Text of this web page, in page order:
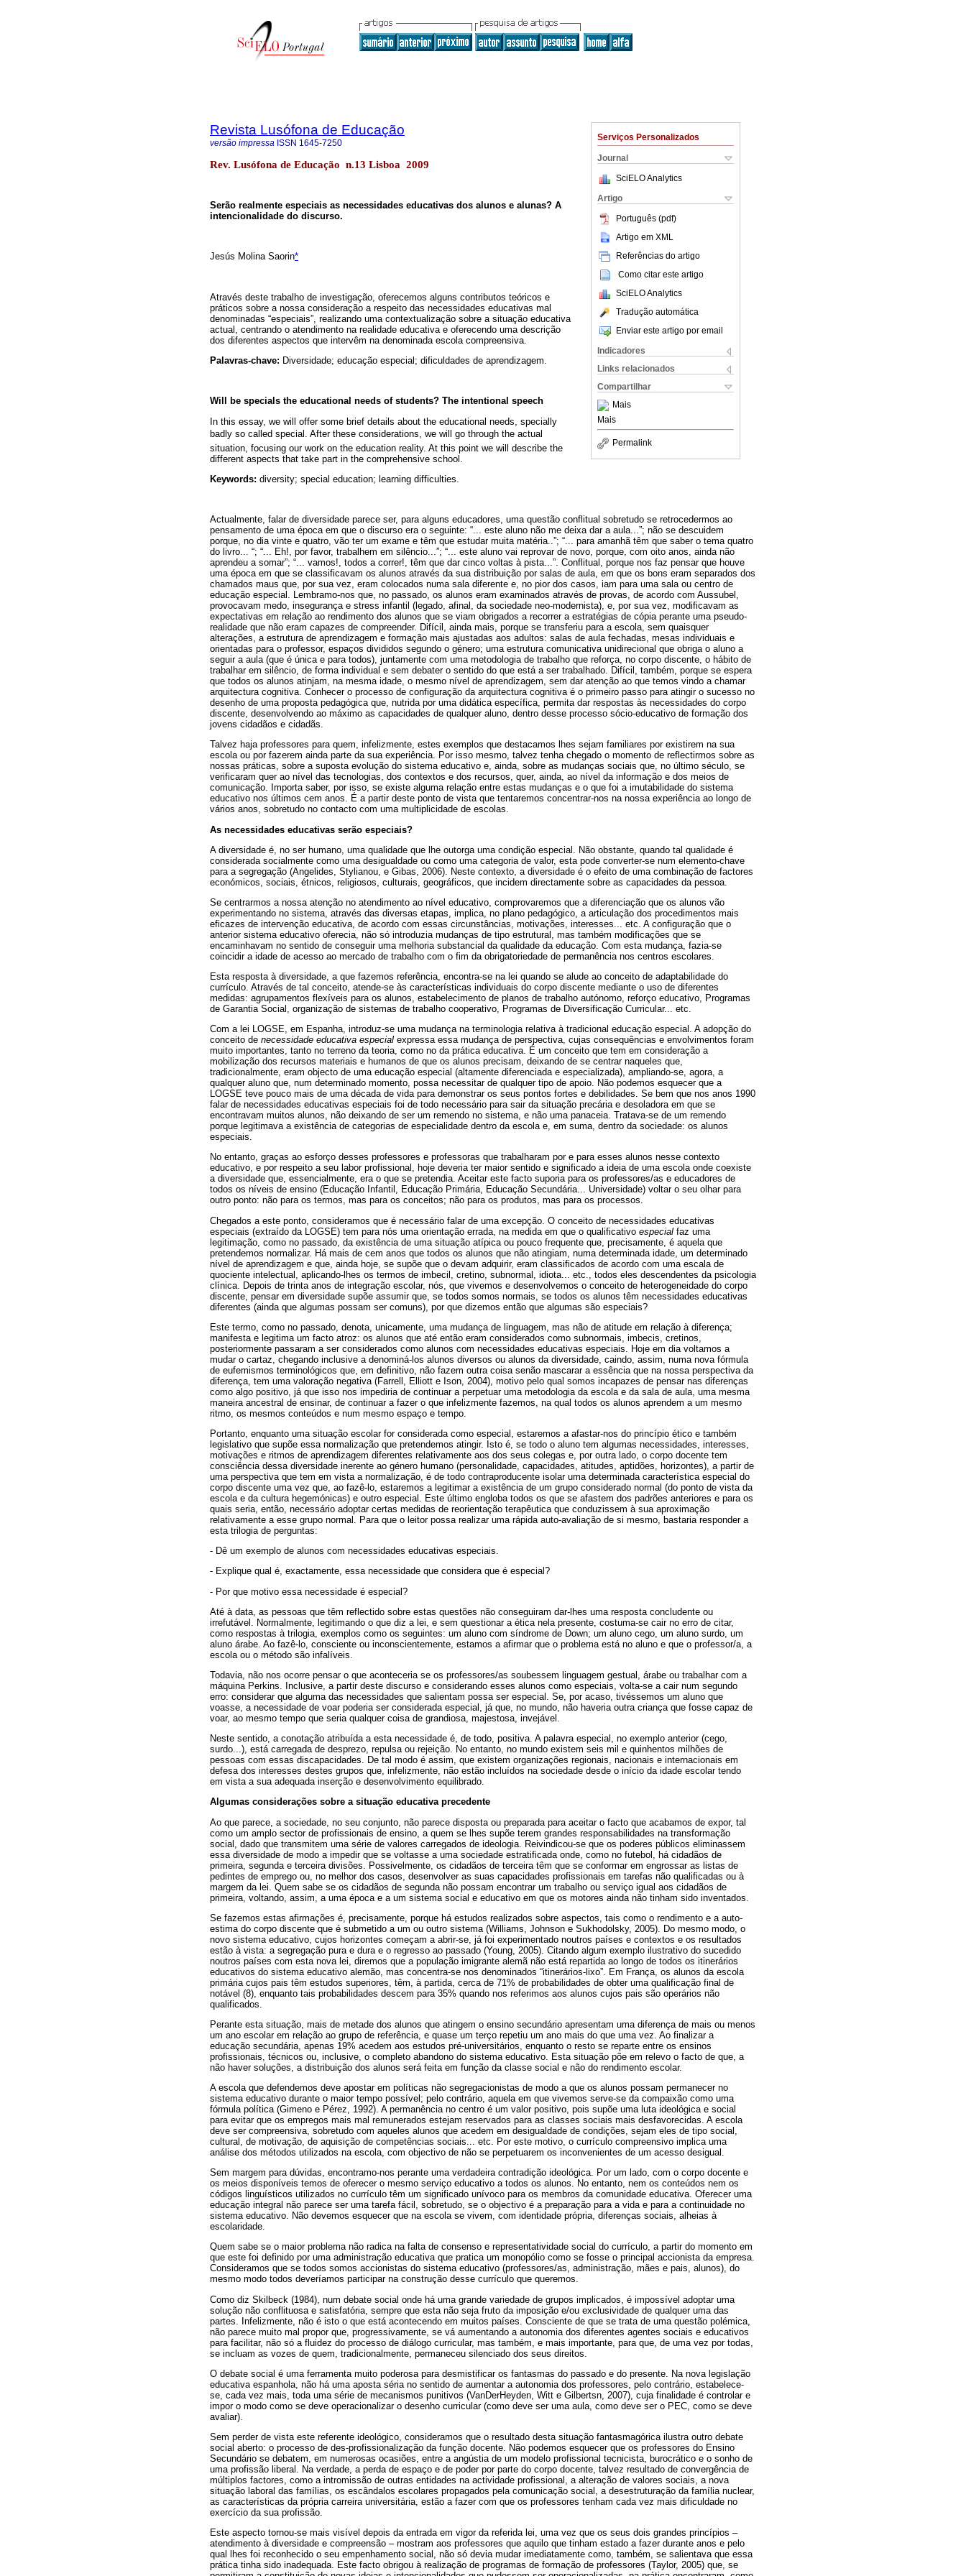
Serviços Personalizados
Journal
SciELO Analytics
Artigo
Português (pdf)
Artigo em XML
Referências do artigo
Como citar este artigo
SciELO Analytics
Tradução automática
Enviar este artigo por email
Indicadores
Links relacionados
Compartilhar
Mais
Mais
Permalink
Revista Lusófona de Educação
versão impressa ISSN 1645-7250
Rev. Lusófona de Educação n.13 Lisboa 2009
Serão realmente especiais as necessidades educativas dos alunos e alunas? A
intencionalidade do discurso.
Jesús Molina Saorin*
Através deste trabalho de investigação, oferecemos alguns contributos teóricos e
práticos sobre a nossa consideração a respeito das necessidades educativas mal
denominadas “especiais”, realizando uma contextualização sobre a situação educativa
actual, centrando o atendimento na realidade educativa e oferecendo uma descrição
dos diferentes aspectos que intervêm na denominada escola compreensiva.
Palavras-chave: Diversidade; educação especial; dificuldades de aprendizagem.
Will be specials the educational needs of students? The intentional speech
In this essay, we will offer some brief details about the educational needs, specially
badly so called special. After these considerations, we will go through the actual
situation, focusing our work on the education reality. At this point we will describe the
different aspects that take part in the comprehensive school.
Keywords: diversity; special education; learning difficulties.
Actualmente, falar de diversidade parece ser, para alguns educadores, uma questão conflitual sobretudo se retrocedermos ao
pensamento de uma época em que o discurso era o seguinte: “... este aluno não me deixa dar a aula...”; não se descuidem
porque, no dia vinte e quatro, vão ter um exame e têm que estudar muita matéria..”; “... para amanhã têm que saber o tema quatro
do livro... “; “... Eh!, por favor, trabalhem em silêncio...”; “... este aluno vai reprovar de novo, porque, com oito anos, ainda não
aprendeu a somar”; “... vamos!, todos a correr!, têm que dar cinco voltas à pista...”. Conflitual, porque nos faz pensar que houve
uma época em que se classificavam os alunos através da sua distribuição por salas de aula, em que os bons eram separados dos
chamados maus que, por sua vez, eram colocados numa sala diferente e, no pior dos casos, iam para uma sala ou centro de
educação especial. Lembramo-nos que, no passado, os alunos eram examinados através de provas, de acordo com Aussubel,
provocavam medo, insegurança e stress infantil (legado, afinal, da sociedade neo-modernista), e, por sua vez, modificavam as
expectativas em relação ao rendimento dos alunos que se viam obrigados a recorrer a estratégias de cópia perante uma pseudo-
realidade que não eram capazes de compreender. Difícil, ainda mais, porque se transferiu para a escola, sem quaisquer
alterações, a estrutura de aprendizagem e formação mais ajustadas aos adultos: salas de aula fechadas, mesas individuais e
orientadas para o professor, espaços divididos segundo o género; uma estrutura comunicativa unidirecional que obriga o aluno a
seguir a aula (que é única e para todos), juntamente com uma metodologia de trabalho que reforça, no corpo discente, o hábito de
trabalhar em silêncio, de forma individual e sem debater o sentido do que está a ser trabalhado. Difícil, também, porque se espera
que todos os alunos atinjam, na mesma idade, o mesmo nível de aprendizagem, sem dar atenção ao que temos vindo a chamar
arquitectura cognitiva. Conhecer o processo de configuração da arquitectura cognitiva é o primeiro passo para atingir o sucesso no
desenho de uma proposta pedagógica que, nutrida por uma didática específica, permita dar respostas às necessidades do corpo
discente, desenvolvendo ao máximo as capacidades de qualquer aluno, dentro desse processo sócio-educativo de formação dos
jovens cidadãos e cidadãs.
Talvez haja professores para quem, infelizmente, estes exemplos que destacamos lhes sejam familiares por existirem na sua
escola ou por fazerem ainda parte da sua experiência. Por isso mesmo, talvez tenha chegado o momento de reflectirmos sobre as
nossas práticas, sobre a suposta evolução do sistema educativo e, ainda, sobre as mudanças sociais que, no último século, se
verificaram quer ao nível das tecnologias, dos contextos e dos recursos, quer, ainda, ao nível da informação e dos meios de
comunicação. Importa saber, por isso, se existe alguma relação entre estas mudanças e o que foi a imutabilidade do sistema
educativo nos últimos cem anos. É a partir deste ponto de vista que tentaremos concentrar-nos na nossa experiência ao longo de
vários anos, sobretudo no contacto com uma multiplicidade de escolas.
As necessidades educativas serão especiais?
A diversidade é, no ser humano, uma qualidade que lhe outorga uma condição especial. Não obstante, quando tal qualidade é
considerada socialmente como uma desigualdade ou como uma categoria de valor, esta pode converter-se num elemento-chave
para a segregação (Angelides, Stylianou, e Gibas, 2006). Neste contexto, a diversidade é o efeito de uma combinação de factores
económicos, sociais, étnicos, religiosos, culturais, geográficos, que incidem directamente sobre as capacidades da pessoa.
Se centrarmos a nossa atenção no atendimento ao nível educativo, comprovaremos que a diferenciação que os alunos vão
experimentando no sistema, através das diversas etapas, implica, no plano pedagógico, a articulação dos procedimentos mais
eficazes de intervenção educativa, de acordo com essas circunstâncias, motivações, interesses... etc. A configuração que o
anterior sistema educativo oferecia, não só introduzia mudanças de tipo estrutural, mas também modificações que se
encaminhavam no sentido de conseguir uma melhoria substancial da qualidade da educação. Com esta mudança, fazia-se
coincidir a idade de acesso ao mercado de trabalho com o fim da obrigatoriedade de permanência nos centros escolares.
Esta resposta à diversidade, a que fazemos referência, encontra-se na lei quando se alude ao conceito de adaptabilidade do
currículo. Através de tal conceito, atende-se às características individuais do corpo discente mediante o uso de diferentes
medidas: agrupamentos flexíveis para os alunos, estabelecimento de planos de trabalho autónomo, reforço educativo, Programas
de Garantia Social, organização de sistemas de trabalho cooperativo, Programas de Diversificação Curricular... etc.
Com a lei LOGSE, em Espanha, introduz-se uma mudança na terminologia relativa à tradicional educação especial. A adopção do
conceito de necessidade educativa especial expressa essa mudança de perspectiva, cujas consequências e envolvimentos foram
muito importantes, tanto no terreno da teoria, como no da prática educativa. É um conceito que tem em consideração a
mobilização dos recursos materiais e humanos de que os alunos precisam, deixando de se centrar naqueles que,
tradicionalmente, eram objecto de uma educação especial (altamente diferenciada e especializada), ampliando-se, agora, a
qualquer aluno que, num determinado momento, possa necessitar de qualquer tipo de apoio. Não podemos esquecer que a
LOGSE teve pouco mais de uma década de vida para demonstrar os seus pontos fortes e debilidades. Se bem que nos anos 1990
falar de necessidades educativas especiais foi de todo necessário para sair da situação precária e desoladora em que se
encontravam muitos alunos, não deixando de ser um remendo no sistema, e não uma panaceia. Tratava-se de um remendo
porque legitimava a existência de categorias de especialidade dentro da escola e, em suma, dentro da sociedade: os alunos
especiais.
No entanto, graças ao esforço desses professores e professoras que trabalharam por e para esses alunos nesse contexto
educativo, e por respeito a seu labor profissional, hoje deveria ter maior sentido e significado a ideia de uma escola onde coexiste
a diversidade que, essencialmente, era o que se pretendia. Aceitar este facto suporia para os professores/as e educadores de
todos os níveis de ensino (Educação Infantil, Educação Primária, Educação Secundária... Universidade) voltar o seu olhar para
outro ponto: não para os termos, mas para os conceitos; não para os produtos, mas para os processos.
Chegados a este ponto, consideramos que é necessário falar de uma excepção. O conceito de necessidades educativas
especiais (extraído da LOGSE) tem para nós uma orientação errada, na medida em que o qualificativo especial faz uma
legitimação, como no passado, da existência de uma situação atípica ou pouco frequente que, precisamente, é aquela que
pretendemos normalizar. Há mais de cem anos que todos os alunos que não atingiam, numa determinada idade, um determinado
nível de aprendizagem e que, ainda hoje, se supõe que o devam adquirir, eram classificados de acordo com uma escala de
quociente intelectual, aplicando-lhes os termos de imbecil, cretino, subnormal, idiota... etc., todos eles descendentes da psicologia
clínica. Depois de trinta anos de integração escolar, nós, que vivemos e desenvolvemos o conceito de heterogeneidade do corpo
discente, pensar em diversidade supõe assumir que, se todos somos normais, se todos os alunos têm necessidades educativas
diferentes (ainda que algumas possam ser comuns), por que dizemos então que algumas são especiais?
Este termo, como no passado, denota, unicamente, uma mudança de linguagem, mas não de atitude em relação à diferença;
manifesta e legitima um facto atroz: os alunos que até então eram considerados como subnormais, imbecis, cretinos,
posteriormente passaram a ser considerados como alunos com necessidades educativas especiais. Hoje em dia voltamos a
mudar o cartaz, chegando inclusive a denominá-los alunos diversos ou alunos da diversidade, caindo, assim, numa nova fórmula
de eufemismos terminológicos que, em definitivo, não fazem outra coisa senão mascarar a essência que na nossa perspectiva da
diferença, tem uma valoração negativa (Farrell, Elliott e Ison, 2004), motivo pelo qual somos incapazes de pensar nas diferenças
como algo positivo, já que isso nos impediria de continuar a perpetuar uma metodologia da escola e da sala de aula, uma mesma
maneira ancestral de ensinar, de continuar a fazer o que infelizmente fazemos, na qual todos os alunos aprendem a um mesmo
ritmo, os mesmos conteúdos e num mesmo espaço e tempo.
Portanto, enquanto uma situação escolar for considerada como especial, estaremos a afastar-nos do princípio ético e também
legislativo que supõe essa normalização que pretendemos atingir. Isto é, se todo o aluno tem algumas necessidades, interesses,
motivações e ritmos de aprendizagem diferentes relativamente aos dos seus colegas e, por outra lado, o corpo docente tem
consciência dessa diversidade inerente ao género humano (personalidade, capacidades, atitudes, aptidões, horizontes), a partir de
uma perspectiva que tem em vista a normalização, é de todo contraproducente isolar uma determinada característica especial do
corpo discente uma vez que, ao fazê-lo, estaremos a legitimar a existência de um grupo considerado normal (do ponto de vista da
escola e da cultura hegemónicas) e outro especial. Este último engloba todos os que se afastem dos padrões anteriores e para os
quais seria, então, necessário adoptar certas medidas de reorientação terapêutica que conduzissem à sua aproximação
relativamente a esse grupo normal. Para que o leitor possa realizar uma rápida auto-avaliação de si mesmo, bastaria responder a
esta trilogia de perguntas:
- Dê um exemplo de alunos com necessidades educativas especiais.
- Explique qual é, exactamente, essa necessidade que considera que é especial?
- Por que motivo essa necessidade é especial?
Até à data, as pessoas que têm reflectido sobre estas questões não conseguiram dar-lhes uma resposta concludente ou
irrefutável. Normalmente, legitimando o que diz a lei, e sem questionar a ética nela presente, costuma-se cair no erro de citar,
como respostas à trilogia, exemplos como os seguintes: um aluno com síndrome de Down; um aluno cego, um aluno surdo, um
aluno árabe. Ao fazê-lo, consciente ou inconscientemente, estamos a afirmar que o problema está no aluno e que o professor/a, a
escola ou o método são infalíveis.
Todavia, não nos ocorre pensar o que aconteceria se os professores/as soubessem linguagem gestual, árabe ou trabalhar com a
máquina Perkins. Inclusive, a partir deste discurso e considerando esses alunos como especiais, volta-se a cair num segundo
erro: considerar que alguma das necessidades que salientam possa ser especial. Se, por acaso, tivéssemos um aluno que
voasse, a necessidade de voar poderia ser considerada especial, já que, no mundo, não haveria outra criança que fosse capaz de
voar, ao mesmo tempo que seria qualquer coisa de grandiosa, majestosa, invejável.
Neste sentido, a conotação atribuída a esta necessidade é, de todo, positiva. A palavra especial, no exemplo anterior (cego,
surdo...), está carregada de desprezo, repulsa ou rejeição. No entanto, no mundo existem seis mil e quinhentos milhões de
pessoas com essas discapacidades. De tal modo é assim, que existem organizações regionais, nacionais e internacionais em
defesa dos interesses destes grupos que, infelizmente, não estão incluídos na sociedade desde o início da idade escolar tendo
em vista a sua adequada inserção e desenvolvimento equilibrado.
Algumas considerações sobre a situação educativa precedente
Ao que parece, a sociedade, no seu conjunto, não parece disposta ou preparada para aceitar o facto que acabamos de expor, tal
como um amplo sector de profissionais de ensino, a quem se lhes supõe terem grandes responsabilidades na transformação
social, dado que transmitem uma série de valores carregados de ideologia. Reivindicou-se que os poderes públicos eliminassem
essa diversidade de modo a impedir que se voltasse a uma sociedade estratificada onde, como no futebol, há cidadãos de
primeira, segunda e terceira divisões. Possivelmente, os cidadãos de terceira têm que se conformar em engrossar as listas de
pedintes de emprego ou, no melhor dos casos, desenvolver as suas capacidades profissionais em tarefas não qualificadas ou à
margem da lei. Quem sabe se os cidadãos de segunda não possam encontrar um trabalho ou serviço igual aos cidadãos de
primeira, voltando, assim, a uma época e a um sistema social e educativo em que os motores ainda não tinham sido inventados.
Se fazemos estas afirmações é, precisamente, porque há estudos realizados sobre aspectos, tais como o rendimento e a auto-
estima do corpo discente que é submetido a um ou outro sistema (Williams, Johnson e Sukhodolsky, 2005). Do mesmo modo, o
novo sistema educativo, cujos horizontes começam a abrir-se, já foi experimentado noutros países e contextos e os resultados
estão à vista: a segregação pura e dura e o regresso ao passado (Young, 2005). Citando algum exemplo ilustrativo do sucedido
noutros países com esta nova lei, diremos que a população imigrante alemã não está repartida ao longo de todos os itinerários
educativos do sistema educativo alemão, mas concentra-se nos denominados “itinerários-lixo”. Em França, os alunos da escola
primária cujos pais têm estudos superiores, têm, à partida, cerca de 71% de probabilidades de obter uma qualificação final de
notável (8), enquanto tais probabilidades descem para 35% quando nos referimos aos alunos cujos pais são operários não
qualificados.
Perante esta situação, mais de metade dos alunos que atingem o ensino secundário apresentam uma diferença de mais ou menos
um ano escolar em relação ao grupo de referência, e quase um terço repetiu um ano mais do que uma vez. Ao finalizar a
educação secundária, apenas 19% acedem aos estudos pré-universitários, enquanto o resto se reparte entre os ensinos
profissionais, técnicos ou, inclusive, o completo abandono do sistema educativo. Esta situação põe em relevo o facto de que, a
não haver soluções, a distribuição dos alunos será feita em função da classe social e não do rendimento escolar.
A escola que defendemos deve apostar em políticas não segregacionistas de modo a que os alunos possam permanecer no
sistema educativo durante o maior tempo possível; pelo contrário, aquela em que vivemos serve-se da compaixão como uma
fórmula política (Gimeno e Pérez, 1992). A permanência no centro é um valor positivo, pois supõe uma luta ideológica e social
para evitar que os empregos mais mal remunerados estejam reservados para as classes sociais mais desfavorecidas. A escola
deve ser compreensiva, sobretudo com aqueles alunos que acedem em desigualdade de condições, sejam eles de tipo social,
cultural, de motivação, de aquisição de competências sociais... etc. Por este motivo, o currículo compreensivo implica uma
análise dos métodos utilizados na escola, com objectivo de não se perpetuarem os inconvenientes de um acesso desigual.
Sem margem para dúvidas, encontramo-nos perante uma verdadeira contradição ideológica. Por um lado, com o corpo docente e
os meios disponíveis temos de oferecer o mesmo serviço educativo a todos os alunos. No entanto, nem os conteúdos nem os
códigos linguísticos utilizados no currículo têm um significado unívoco para os membros da comunidade educativa. Oferecer uma
educação integral não parece ser uma tarefa fácil, sobretudo, se o objectivo é a preparação para a vida e para a continuidade no
sistema educativo. Não devemos esquecer que na escola se vivem, com identidade própria, diferenças sociais, alheias à
escolaridade.
Quem sabe se o maior problema não radica na falta de consenso e representatividade social do currículo, a partir do momento em
que este foi definido por uma administração educativa que pratica um monopólio como se fosse o principal accionista da empresa.
Consideramos que se todos somos accionistas do sistema educativo (professores/as, administração, mães e pais, alunos), do
mesmo modo todos deveríamos participar na construção desse currículo que queremos.
Como diz Skilbeck (1984), num debate social onde há uma grande variedade de grupos implicados, é impossível adoptar uma
solução não conflituosa e satisfatória, sempre que esta não seja fruto da imposição e/ou exclusividade de qualquer uma das
partes. Infelizmente, não é isto o que está acontecendo em muitos países. Consciente de que se trata de uma questão polémica,
não parece muito mal propor que, progressivamente, se vá aumentando a autonomia dos diferentes agentes sociais e educativos
para facilitar, não só a fluidez do processo de diálogo curricular, mas também, e mais importante, para que, de uma vez por todas,
se incluam as vozes de quem, tradicionalmente, permaneceu silenciado dos seus direitos.
O debate social é uma ferramenta muito poderosa para desmistificar os fantasmas do passado e do presente. Na nova legislação
educativa espanhola, não há uma aposta séria no sentido de aumentar a autonomia dos professores, pelo contrário, estabelece-
se, cada vez mais, toda uma série de mecanismos punitivos (VanDerHeyden, Witt e Gilbertsn, 2007), cuja finalidade é controlar e
impor o modo como se deve operacionalizar o desenho curricular (como deve ser uma aula, como deve ser o PEC, como se deve
avaliar).
Sem perder de vista este referente ideológico, consideramos que o resultado desta situação fantasmagórica ilustra outro debate
social aberto: o processo de des-profissionalização da função docente. Não podemos esquecer que os professores do Ensino
Secundário se debatem, em numerosas ocasiões, entre a angústia de um modelo profissional tecnicista, burocrático e o sonho de
uma profissão liberal. Na verdade, a perda de espaço e de poder por parte do corpo docente, talvez resultado de convergência de
múltiplos factores, como a intromissão de outras entidades na actividade profissional, a alteração de valores sociais, a nova
situação laboral das famílias, os escândalos escolares propagados pela comunicação social, a desestruturação da família nuclear,
as características da própria carreira universitária, estão a fazer com que os professores tenham cada vez mais dificuldade no
exercício da sua profissão.
Este aspecto tornou-se mais visível depois da entrada em vigor da referida lei, uma vez que os seus dois grandes princípios –
atendimento à diversidade e compreensão – mostram aos professores que aquilo que tinham estado a fazer durante anos e pelo
qual lhes foi reconhecido o seu empenhamento social, não só devia mudar imediatamente como, também, se salientava que essa
prática tinha sido inadequada. Este facto obrigou à realização de programas de formação de professores (Taylor, 2005) que, se